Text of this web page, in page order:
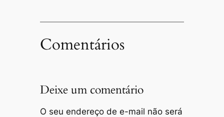
Comentários
Deixe um comentário
O seu endereço de e-mail não será